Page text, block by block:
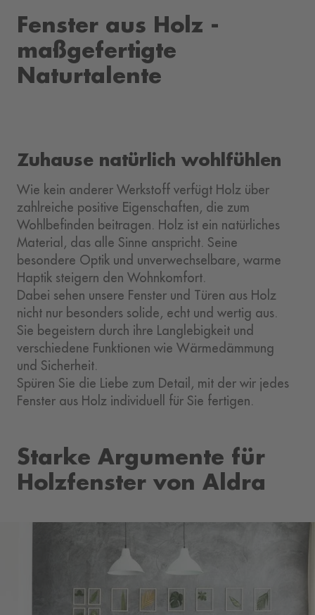
Fenster aus Holz -
maßgefertigte
Naturtalente
Zuhause natürlich wohlfühlen
Wie kein anderer Werkstoff verfügt Holz über
zahlreiche positive Eigenschaften, die zum
Wohlbefinden beitragen. Holz ist ein natürliches
Material, das alle Sinne anspricht. Seine
besondere Optik und unverwechselbare, warme
Haptik steigern den Wohnkomfort.
Dabei sehen unsere Fenster und Türen aus Holz
nicht nur besonders solide, echt und wertig aus.
Sie begeistern durch ihre Langlebigkeit und
verschiedene Funktionen wie Wärmedämmung
und Sicherheit.
Spüren Sie die Liebe zum Detail, mit der wir jedes
Fenster aus Holz individuell für Sie fertigen.
Starke Argumente für
Holzfenster von Aldra